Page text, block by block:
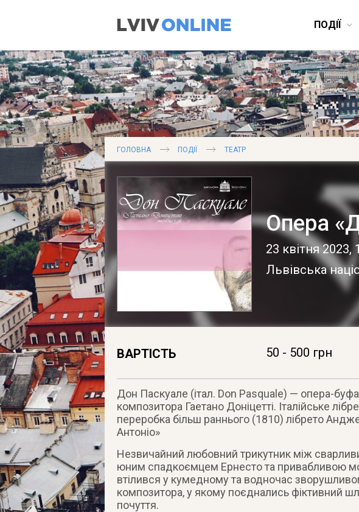
ПОДІЇ
ГОЛОВНА ПОДІЇ ТЕАТР
Опера
23 квітня 2023,
Львівська
ВАРТІСТЬ 50 - 500 грн
Дон Паскуале (італ. Don Pasquale) — опера-буфа
композитора Гаетано Доніцетті. Італійське
переробка більш раннього (1810) лібрето
Антоніо»
Незвичайний любовний трикутник між
юним спадкоємцем Ернесто та привабливою
втілився у кумедному та водночас
композитора, у якому поєднались фіктивний
почуття.